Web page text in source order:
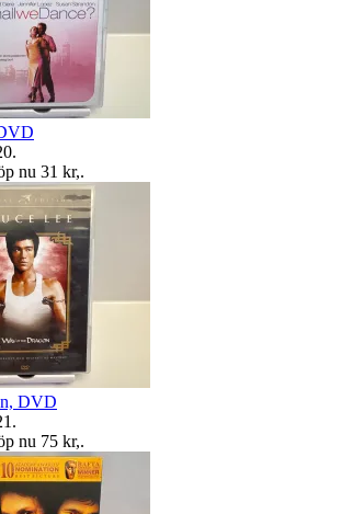
.
nu 31 kr,.
DVD
.
nu 75 kr,.